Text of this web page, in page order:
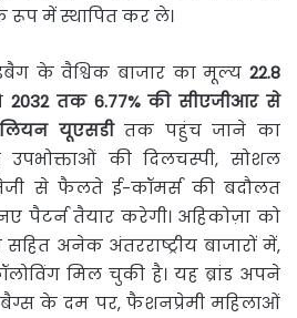
रूप में स्थापित कर ले।
के वैश्विक बाजार का मूल्य 22.8
2032 तक6.77%की सीएजीआर से
यूएसडी तक पहुंच जाने का
की दिलचस्पी, सोशल
से फैलते ई-कॉमर्स की बदौलत
पैटर्न तैयार करेगी। अहिकोज़ा को
अनेक अंतरराष्ट्रीय बाजारों में,
मिल चुकी है। यह ब्रांड अपने
बैग्स के दम पर, फैशनप्रेमी महिलाओं